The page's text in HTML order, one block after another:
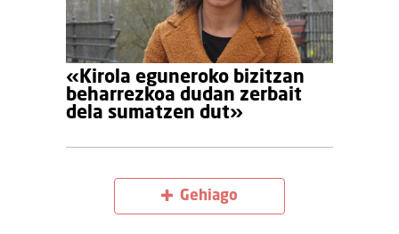
«Kirola eguneroko bizitzan
beharrezkoa dudan zerbait
dela sumatzen dut»
Gehiago